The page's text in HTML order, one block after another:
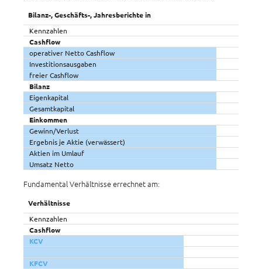
Bilanz-, Geschäfts-, Jahresberichte in
Kennzahlen
Cashflow
operativer Netto Cashflow
Investitionsausgaben
freier Cashflow
Bilanz
Eigenkapital
Gesamtkapital
Einkommen
Gewinn/Verlust
Ergebnis je Aktie (verwässert)
Aktien im Umlauf
Umsatz Netto
Fundamental Verhältnisse errechnet am:
Verhältnisse
Kennzahlen
Cashflow
KCV
KFCV